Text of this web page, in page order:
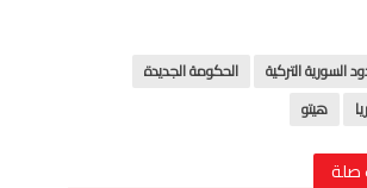
السورية التركية
الحكومة الجديدة
هيتو
صلة